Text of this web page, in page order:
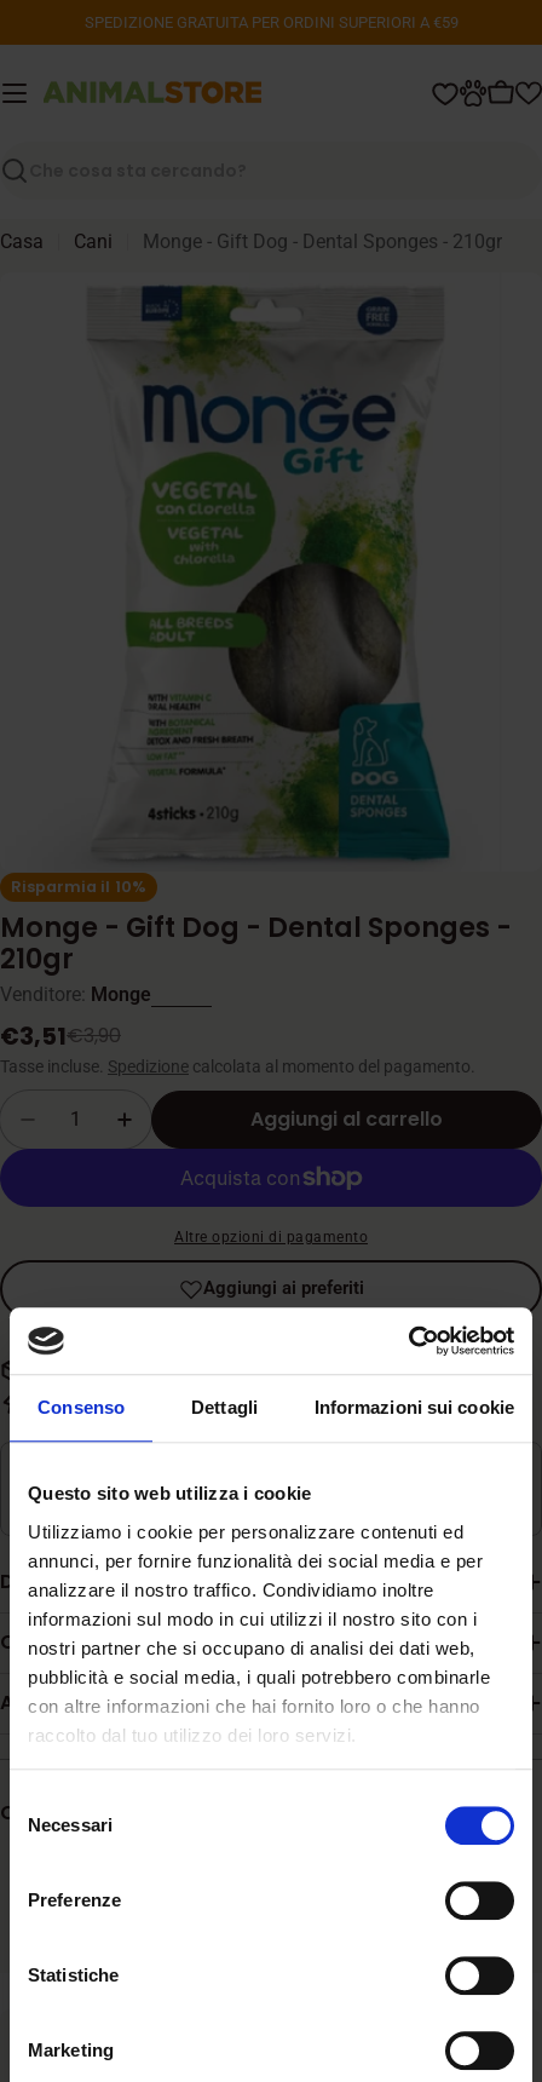
Consenso Dettagli Informazioni sui cookie
Questo sito web utilizza i cookie
Utilizziamo i cookie per personalizzare contenuti ed
annunci, per fornire funzionalità dei social media e per
analizzare il nostro traffico. Condividiamo inoltre
informazioni sul modo in cui utilizzi il nostro sito con i
nostri partner che si occupano di analisi dei dati web,
pubblicità e social media, i quali potrebbero combinarle
con altre informazioni che hai fornito loro o che hanno
raccolto dal tuo utilizzo dei loro servizi.
delNecessari
Preferenze
Statistiche
Marketing
al
contenuto
SPEDIZIONE GRATUITA PER ORDINI SUPERIORI A €59
Ricerca
Casa Cani
Monge - Gift Dog - Dental Sponges - 210gr
supporto 0 in modalità modale
Risparmia il 10%
Monge - Gift Dog - Dental Sponges -
210gr
Venditore: Monge
Prezzo
di
€3,51
Prezzo
normale
€3,90
Tasse incluse. Spedizione calcolata al momento del pagamento.
Diminuisci la quantità per Monge - Gift Dog -
Aumenta la quantità per Monge -
Aggiungi al carrello
Altre opzioni di pagamento
Aggiungi ai preferiti
Spedizione gratuita con spesa superiore a 59€
Evasione rapida in 3-5 giorni lavorativi
Di solito pronto in 24 ore
Descrizione
Composizione
Additivi
Condividere:
Ascolto